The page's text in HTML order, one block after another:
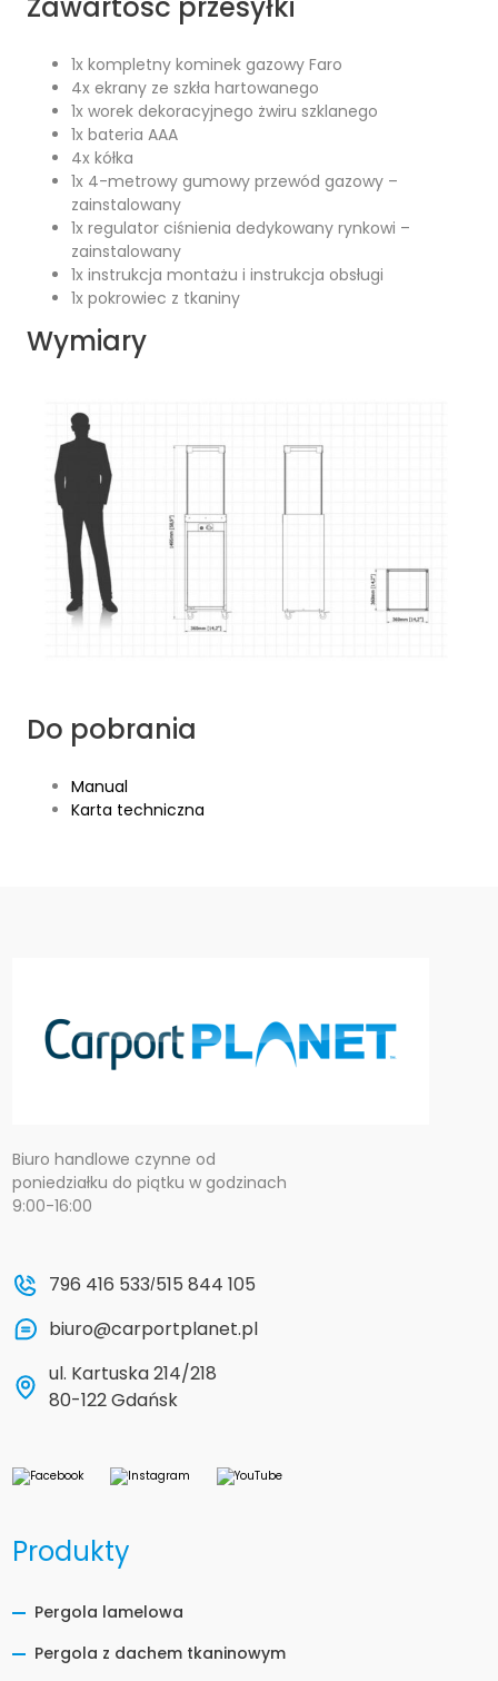
Zawartość przesyłki
1x kompletny kominek gazowy Faro
4x ekrany ze szkła hartowanego
1x worek dekoracyjnego żwiru szklanego
1x bateria AAA
4x kółka
1x 4-metrowy gumowy przewód gazowy –
zainstalowany
1x regulator ciśnienia dedykowany rynkowi –
zainstalowany
1x instrukcja montażu i instrukcja obsługi
1x pokrowiec z tkaniny
Wymiary
Do pobrania
Manual
Karta techniczna
Biuro handlowe czynne od
poniedziałku do piątku w godzinach
9:00-16:00
796 416 533/515 844 105
biuro@carportplanet.pl
ul. Kartuska 214/218
80-122 Gdańsk
Produkty
Pergola lamelowa
Pergola z dachem tkaninowym